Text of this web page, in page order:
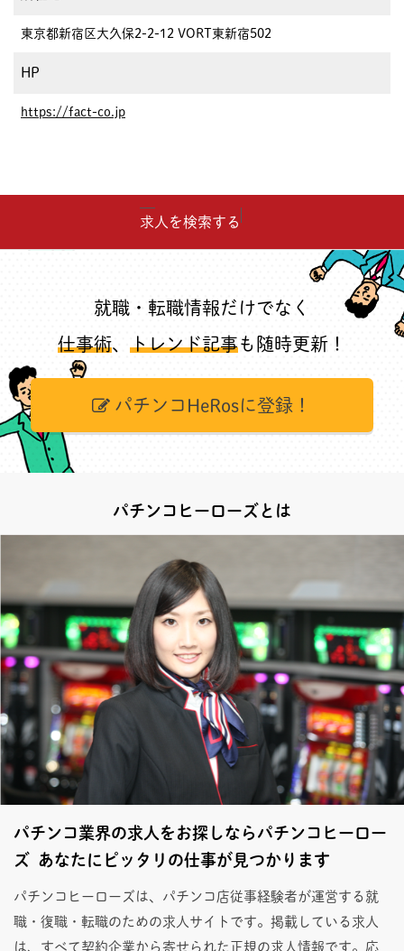
東京都新宿区大久保2-2-12 VORT東新宿502
HP
https://fact-co.jp
求人を検索する
就職・転職情報だけでなく
仕事術、 トレンド記事も随時更新！
パチンコHeRosに登録！
パチンコヒーローズとは
パチンコ業界の求人をお探しならパチンコヒーロー
ズ あなたにピッタリの仕事が見つかります
パチンコヒーローズは、パチンコ店従事経験者が運営する就
職・復職・転職のための求人サイトです。掲載している求人
は、すべて契約企業から寄せられた正規の求人情報です。応